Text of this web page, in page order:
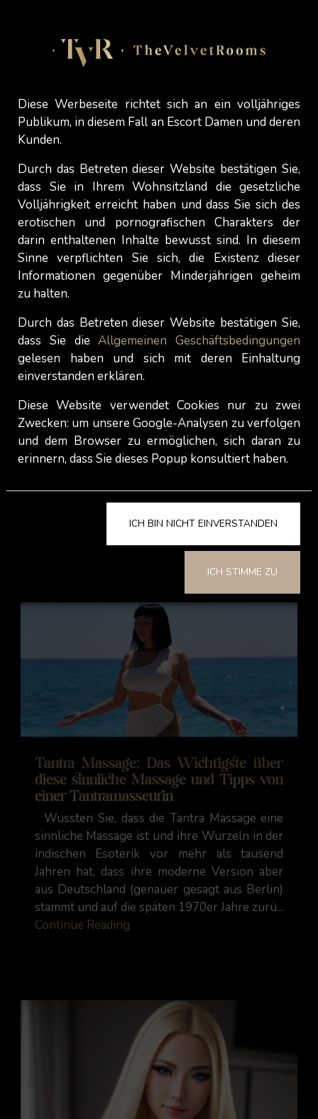
tragen, was einem gut tut, unabhängig von
gesellschaftlichen Normen.
Aber angesichts der sehr kritischen Meinung, die
die meisten Menschen über Männer haben, die
einen Tanga tragen, traue ich mich nicht
Ich werde nie mit einem Badetanga ins
Schwimmbad oder an den Strand gehen und
auch bei der Arbeit trage ich ihn nur selten.
Warum eigentlich? Einfach aus Angst, verurteilt zu
werden, was sehr schade ist... Ich weiss.
In der heutigen Welt, in der Vielfalt in der
Selbstdarstellung immer mehr akzeptiert wird, ist
es für Männer immer noch nicht allgemein
akzeptabel, einen Tanga zu tragen. Vielleicht wird
der Tanga eines Tages, dank viel Werbung oder
nachdem ein-e Prominente darüber gesprochen
hat, mehr als nur ein Objekt des Spottes für einen
(heterosexuellen) Mann sein...
Tantra Massage: Das Wichtigste über
diese sinnliche Massage und Tipps von
einer Tantramasseurin
Wussten Sie, dass die Tantra Massage eine
sinnliche Massage ist und ihre Wurzeln in der
indischen Esoterik vor mehr als tausend
Jahren hat, dass ihre moderne Version aber
aus Deutschland (genauer gesagt aus Berlin)
stammt und auf die späten 1970er Jahre zurü...
Continue Reading
Diese Werbeseite richtet sich an ein volljähriges
Publikum, in diesem Fall an Escort Damen und deren
Kunden.
Durch das Betreten dieser Website bestätigen Sie,
dass Sie in Ihrem Wohnsitzland die gesetzliche
Volljährigkeit erreicht haben und dass Sie sich des
erotischen und pornografischen Charakters der
darin enthaltenen Inhalte bewusst sind. In diesem
Sinne verpflichten Sie sich, die Existenz dieser
Informationen gegenüber Minderjährigen geheim
zu halten.
Durch das Betreten dieser Website bestätigen Sie,
dass Sie dieAllgemeinen Geschäftsbedingungen
gelesen haben und sich mit deren Einhaltung
einverstanden erklären.
Diese Website verwendet Cookies nur zu zwei
Zwecken: um unsere Google-Analysen zu verfolgen
und dem Browser zu ermöglichen, sich daran zu
erinnern, dass Sie dieses Popup konsultiert haben.
ICH BIN NICHT EINVERSTANDEN
ICH STIMME ZU